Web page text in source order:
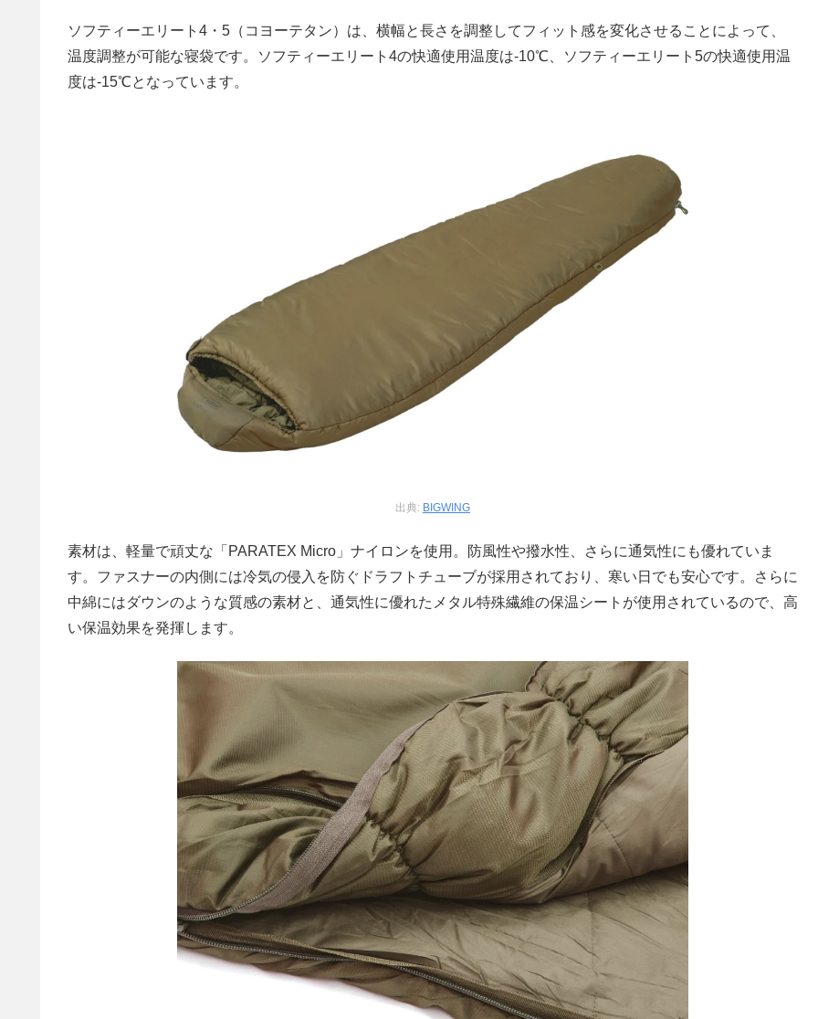
ソフティーエリート4・5（コヨーテタン）は、横幅と長さを調整してフィット感を変化させることによって、
温度調整が可能な寝袋です。ソフティーエリート4の快適使用温度は-10℃、ソフティーエリート5の快適使用温
度は-15℃となっています。
出典: BIGWING
素材は、軽量で頑丈な「PARATEX Micro」ナイロンを使用。防風性や撥水性、さらに通気性にも優れていま
す。ファスナーの内側には冷気の侵入を防ぐドラフトチューブが採用されており、寒い日でも安心です。さらに
中綿にはダウンのような質感の素材と、通気性に優れたメタル特殊繊維の保温シートが使用されているので、高
い保温効果を発揮します。